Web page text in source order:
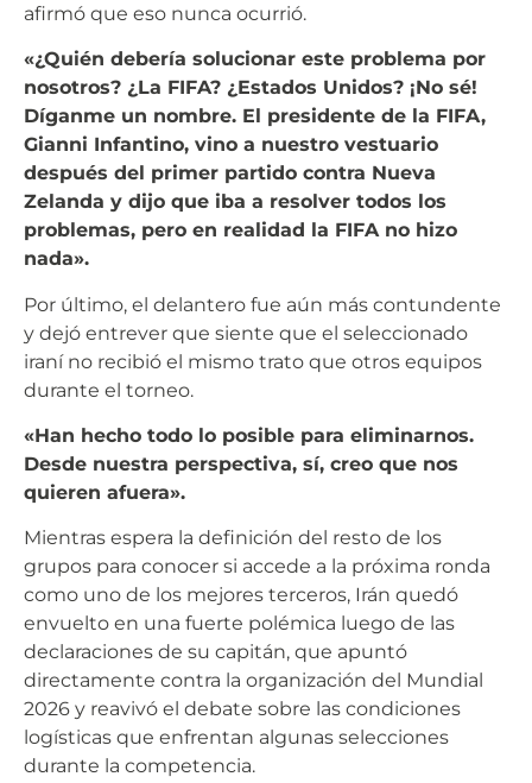
afirmó que eso nunca ocurrió.
«¿Quién debería solucionar este problema por
nosotros? ¿La FIFA? ¿Estados Unidos? ¡No sé!
Díganme un nombre. El presidente de la FIFA,
Gianni Infantino, vino a nuestro vestuario
después del primer partido contra Nueva
Zelanda y dijo que iba a resolver todos los
problemas, pero en realidad la FIFA no hizo
nada».
Por último, el delantero fue aún más contundente
y dejó entrever que siente que el seleccionado
iraní no recibió el mismo trato que otros equipos
durante el torneo.
«Han hecho todo lo posible para eliminarnos.
Desde nuestra perspectiva, sí, creo que nos
quieren afuera».
Mientras espera la definición del resto de los
grupos para conocer si accede a la próxima ronda
como uno de los mejores terceros, Irán quedó
envuelto en una fuerte polémica luego de las
declaraciones de su capitán, que apuntó
directamente contra la organización del Mundial
2026 y reavivó el debate sobre las condiciones
logísticas que enfrentan algunas selecciones
durante la competencia.